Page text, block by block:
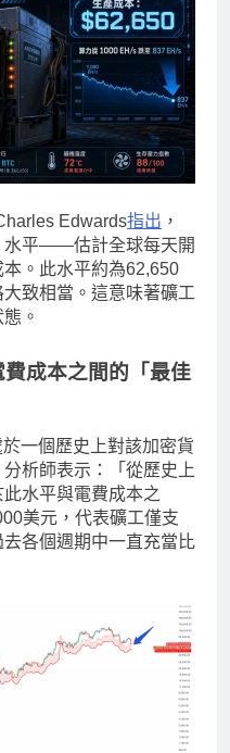
Edwards指出 ，
水平——估計全球每天開
。此水平約為62,650
致相當。這意味著礦工
。
成本之間的「最佳
一個歷史上對該加密貨
析師表示：「從歷史上
水平與電費成本之
美元，代表礦工僅支
各個週期中一直充當比